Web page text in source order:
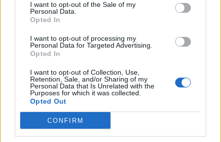
I want to opt-out of the Sale of my
Personal Data.
Opted In
I want to opt-out of processing my
Personal Data for Targeted Advertising.
Opted In
I want to opt-out of Collection, Use,
Retention, Sale, and/or Sharing of my
Personal Data that Is Unrelated with the
Purposes for which it was collected.
Opted Out
CONFIRM
ΣΧΕΤΙΚA AΡΘΡΑ
Λιονέλ Μέσι: Πέθανε ο πατέρας του
SPORTS 15:21
Λιονέλ Μέσι: Πέθανε ο πατέρας του
Λιονέλ Μέσι: Πέθανε ο πατέρας
του
ΟΦΗ: Η τρίτη φανέλα για τη νέα σεζόν - «Το
SPORTS